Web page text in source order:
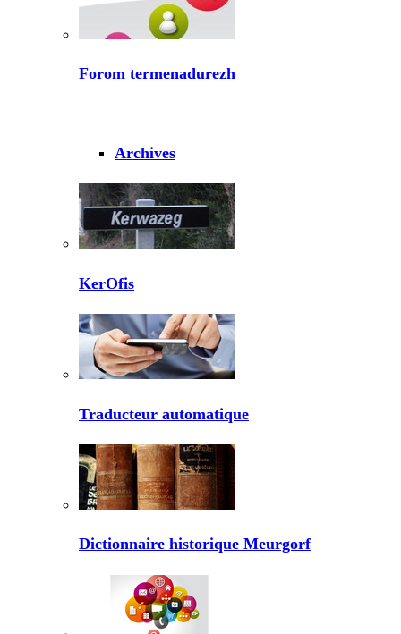
Forom termenadurezh
Archives
KerOfis
Traducteur automatique
Dictionnaire historique Meurgorf